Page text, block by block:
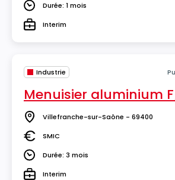
DuréeDurée: 1 mois
TypeInterim
Industrie
Menuisier aluminium
Lieu Villefranche-sur-Saône - 69400
Salaire
SMIC
DuréeDurée: 3 mois
Interim